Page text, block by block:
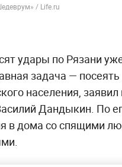
/ Life.ru
удары по Рязани
задача —
населения,
Дандыкин. По
в дома со спящими